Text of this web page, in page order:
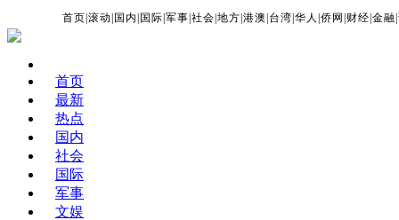
首页 |滚动 国内 国际 |军事 |社会 |地方 |港澳 台湾 |华人 |侨网 财经 |金融 |
首页
最新
热点
国内
社会
国际
军事
文娱